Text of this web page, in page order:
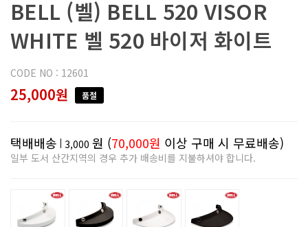
BELL (벨) BELL 520 VISOR
WHITE 벨 520 바이저 화이트
CODE NO : 12601
25,000원 품절
택배배송 3,000 원 (70,000원 이상 구매 시 무료배송)
일부 도서 산간지역의 경우 추가 배송비를 지불하셔야 합니다.